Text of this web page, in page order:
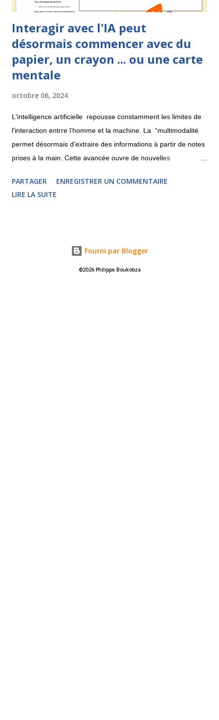
Interagir avec l'IA peut
désormais commencer avec du
papier, un crayon ... ou une carte
mentale
octobre 06, 2024
L'intelligence artificielle repousse constamment les limites de
l'interaction entrre l’homme et la machine. La “multimodalité
permet désormais d'extraire des informations à partir de notes
prises à la main. Cette avancée ouvre de nouvelles
cela ici. Pixtral : l'IA qui déchiffre vos croquis La licorne
française Mistral , spécialisée en IA, a récemment lancé Pixtral,
fascinantes. J'ai décidé de tester la capacité de cette IA à "lire"
et interpréter une carte mentale rapidement esquissée sur
PARTAGER
ENREGISTRER UN COMMENTAIRE
LIRE LA SUITE
Fourni par Blogger
©2026 Philippe Boukobza